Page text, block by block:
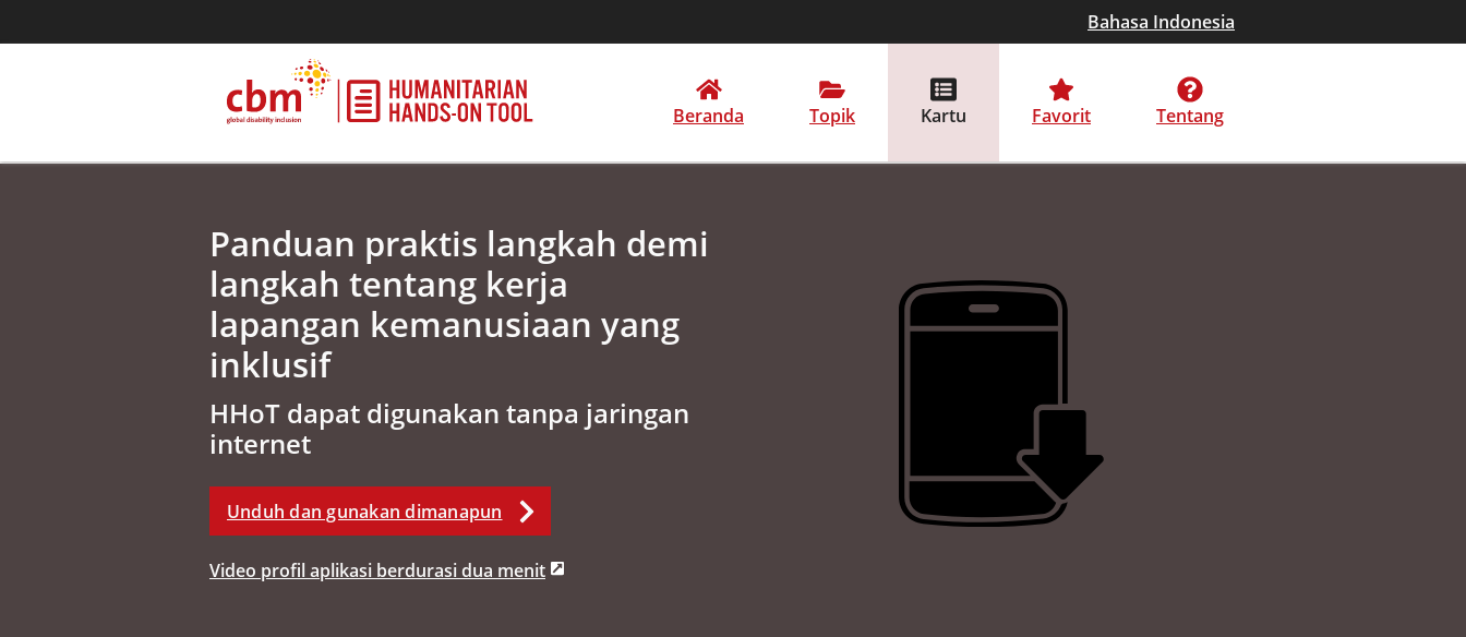
Beranda Topik Kartu Favorit Tentang
Panduan praktis langkah demi
langkah tentang kerja
lapangan kemanusiaan yang
inklusif
HHoT dapat digunakan tanpa jaringan
internet
Unduh dan gunakan dimanapun
Video profil aplikasi berdurasi dua menit
Bahasa Indonesia